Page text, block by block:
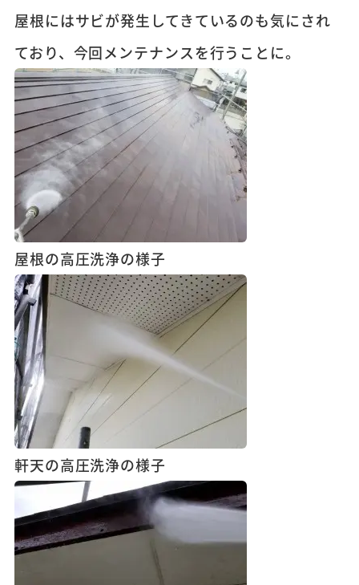
屋根にはサビが発生してきているのも気にされ
ており、今回メンテナンスを行うことに。
屋根の高圧洗浄の様子
軒天の高圧洗浄の様子